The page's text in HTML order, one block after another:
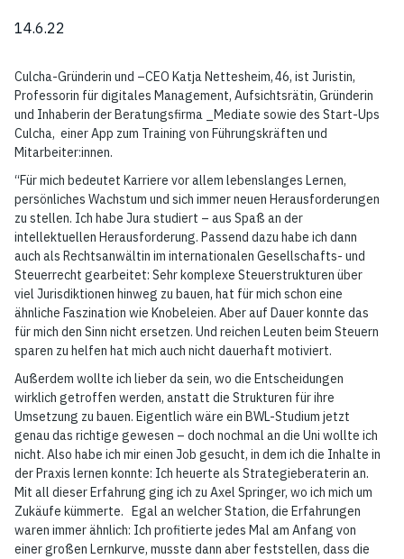
14.6.22
Culcha-Gründerin und –CEO Katja Nettesheim, 46, ist Juristin,
Professorin für digitales Management, Aufsichtsrätin, Gründerin
und Inhaberin der Beratungsfirma _Mediate sowie des Start-Ups
Culcha, einer App zum Training von Führungskräften und
Mitarbeiter:innen.
“Für mich bedeutet Karriere vor allem lebenslanges Lernen,
persönliches Wachstum und sich immer neuen Herausforderungen
zu stellen. Ich habe Jura studiert – aus Spaß an der
intellektuellen Herausforderung. Passend dazu habe ich dann
auch als Rechtsanwältin im internationalen Gesellschafts- und
Steuerrecht gearbeitet: Sehr komplexe Steuerstrukturen über
viel Jurisdiktionen hinweg zu bauen, hat für mich schon eine
ähnliche Faszination wie Knobeleien. Aber auf Dauer konnte das
für mich den Sinn nicht ersetzen. Und reichen Leuten beim Steuern
sparen zu helfen hat mich auch nicht dauerhaft motiviert.
Außerdem wollte ich lieber da sein, wo die Entscheidungen
wirklich getroffen werden, anstatt die Strukturen für ihre
Umsetzung zu bauen. Eigentlich wäre ein BWL-Studium jetzt
genau das richtige gewesen – doch nochmal an die Uni wollte ich
nicht. Also habe ich mir einen Job gesucht, in dem ich die Inhalte in
der Praxis lernen konnte: Ich heuerte als Strategieberaterin an.
Mit all dieser Erfahrung ging ich zu Axel Springer, wo ich mich um
Zukäufe kümmerte. Egal an welcher Station, die Erfahrungen
waren immer ähnlich: Ich profitierte jedes Mal am Anfang von
einer großen Lernkurve, musste dann aber feststellen, dass die